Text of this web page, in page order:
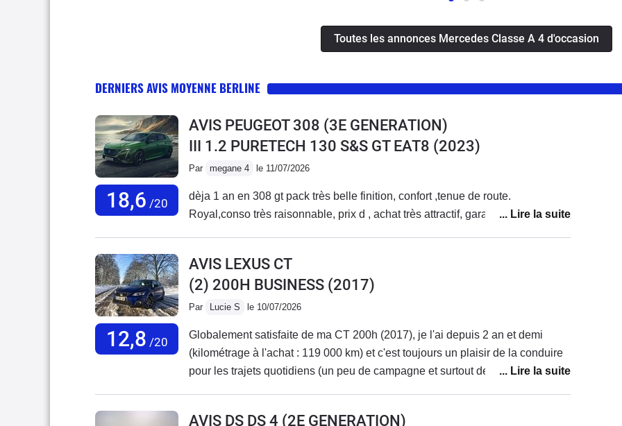
Toutes les annonces Mercedes Classe A 4 d'occasion
DERNIERS AVIS MOYENNE BERLINE
18,6 /20
AVIS PEUGEOT 308 (3E GENERATION)
III 1.2 PURETECH 130 S&S GT EAT8 (2023)
Par megane 4 le 11/07/2026
dèja 1 an en 308 gt pack très belle finition, confort ,tenue de route.
Royal,conso très raisonnable, prix d , achat très attractif, garantie 10 ans
12,8 /20
AVIS LEXUS CT
(2) 200H BUSINESS (2017)
Par Lucie S le 10/07/2026
Globalement satisfaite de ma CT 200h (2017), je l'ai depuis 2 an et demi
(kilométrage à l'achat : 119 000 km) et c'est toujours un plaisir de la conduire
pour les trajets quotidiens (un peu de campagne et surtout de la ville, je suis
AVIS DS DS 4 (2E GENERATION)